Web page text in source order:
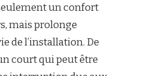
un confort
mais prolonge
de l’installation. De
court qui peut être